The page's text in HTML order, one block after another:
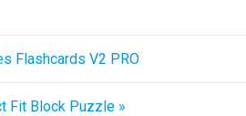
Flashcards V2 PRO
Fit Block Puzzle »